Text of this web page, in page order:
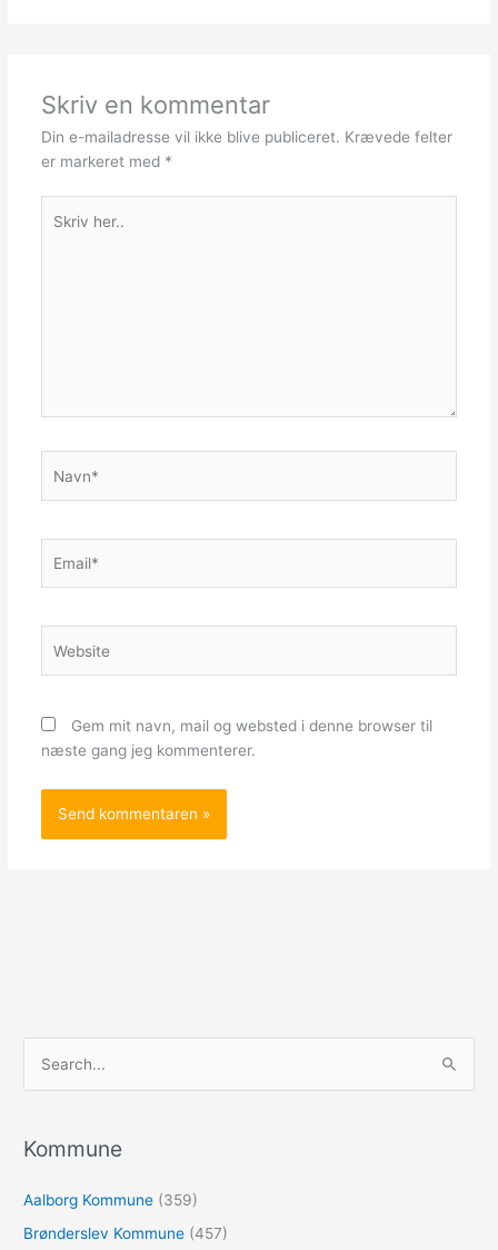
Skriv en kommentar
Din e-mailadresse vil ikke blive publiceret. Krævede felter
er markeret med *
her..
Gem mit navn, mail og websted i denne browser til
næste gang jeg kommenterer.
e
t
e
Kommune
Aalborg Kommune (359)
Brønderslev Kommune (457)